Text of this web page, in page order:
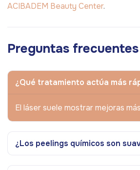
ACIBADEM Beauty Center.
Preguntas frecuentes
¿Qué tratamiento actúa más
El láser suele mostrar mejoras
¿Los peelings químicos son